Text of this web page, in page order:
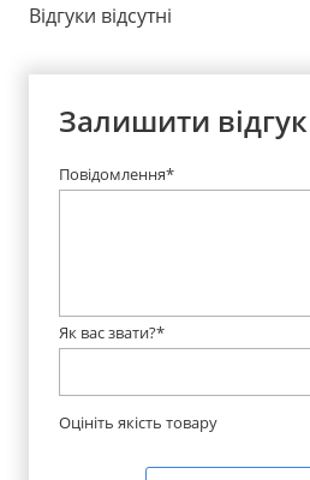
Відгуки відсутні
Залишити відгук
Повідомлення*
Як вас звати?*
Оцініть якість товару